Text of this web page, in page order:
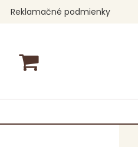
Reklamačné podmienky